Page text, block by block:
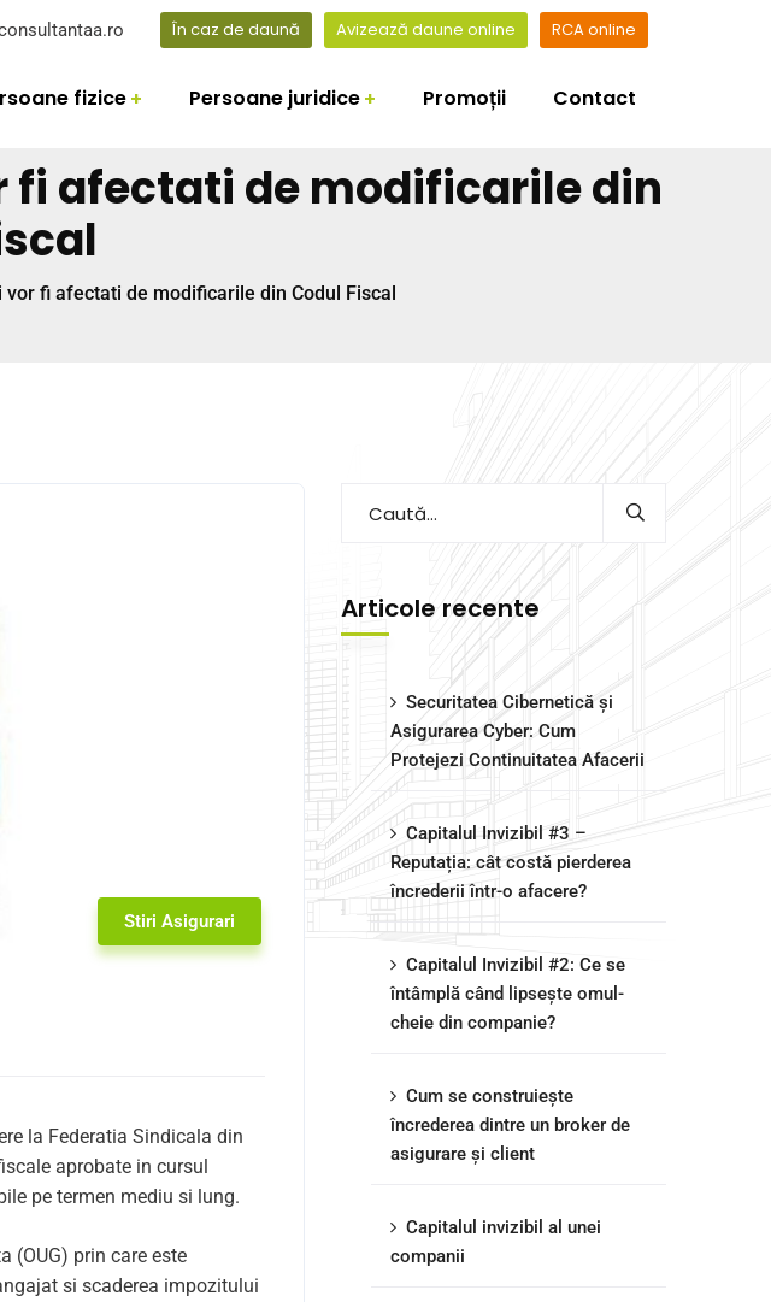
În caz de daună Avizează daune online RCA online
fizice Persoane juridice Promoții Contact
fi afectati de modificarile din
vor fi afectati de modificarile din Codul Fiscal
Stiri Asigurari
la Federatia Sindicala din
aprobate in cursul
pe termen mediu si lung.
(OUG) prin care este
si scaderea impozitului
Articole recente
Securitatea Cibernetică și
Asigurarea Cyber: Cum
Protejezi Continuitatea Afacerii
Capitalul Invizibil #3 –
Reputația: cât costă pierderea
încrederii într-o afacere?
Capitalul Invizibil #2: Ce se
întâmplă când lipsește omul-
cheie din companie?
Cum se construiește
încrederea dintre un broker de
asigurare și client
Capitalul invizibil al unei
companii